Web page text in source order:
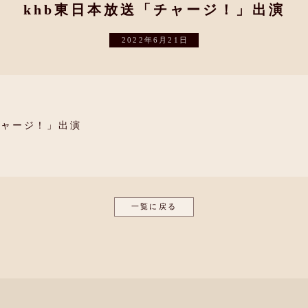
khb東日本放送「チャージ！」出演
2022年6月21日
ージ！」出演
一覧に戻る